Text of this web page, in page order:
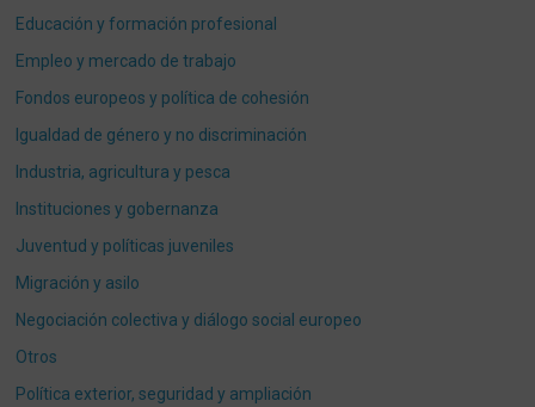
Educación y formación profesional
Empleo y mercado de trabajo
Fondos europeos y política de cohesión
Igualdad de género y no discriminación
Industria, agricultura y pesca
Instituciones y gobernanza
Juventud y políticas juveniles
Migración y asilo
Negociación colectiva y diálogo social europeo
Otros
Política exterior, seguridad y ampliación